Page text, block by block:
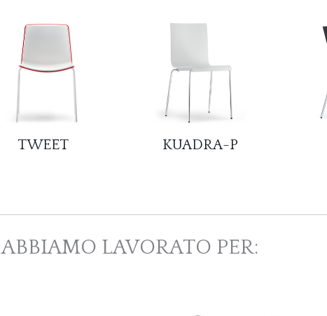
TWEET KUADRA-P
ABBIAMO LAVORATO PER: